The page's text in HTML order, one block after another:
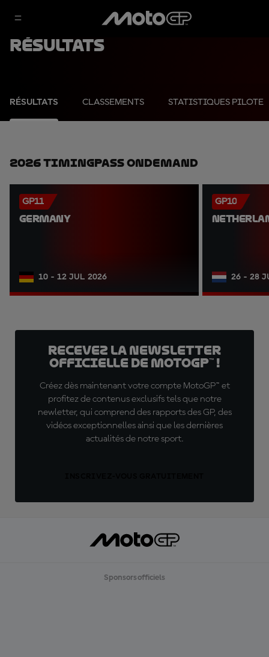
Résultats
RÉSULTATS CLASSEMENTS STATISTIQUES PILOTE
2026 TimingPass OnDemand
GP11
GERMANY
10 - 12 JUL 2026
GP10
26 - 28
Recevez la Newsletter
officielle de MotoGP™ !
Créez dès maintenant votre compte MotoGP™ et
profitez de contenus exclusifs tels que notre
newletter, qui comprend des rapports des GP, des
vidéos exceptionnelles ainsi que les dernières
actualités de notre sport.
Sponsors officiels